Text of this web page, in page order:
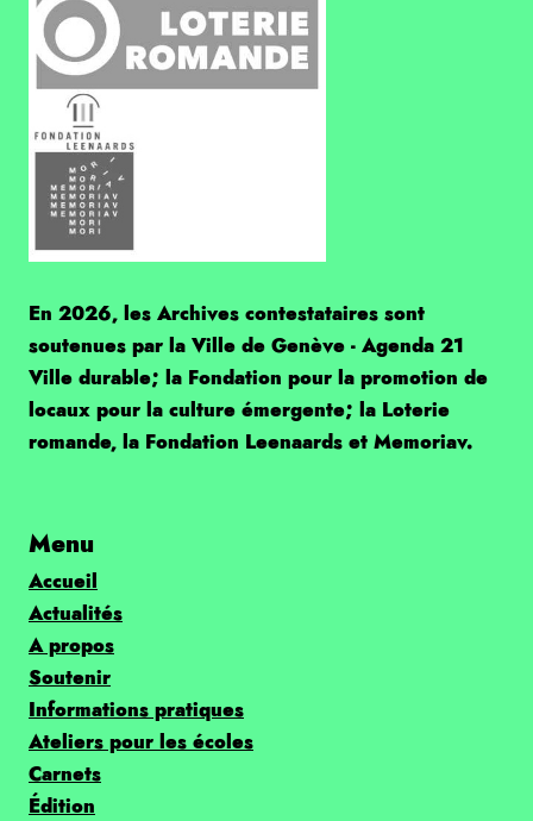
En 2026, les Archives contestataires sont
soutenues par la Ville de Genève - Agenda 21
Ville durable; la Fondation pour la promotion de
locaux pour la culture émergente; la Loterie
romande, la Fondation Leenaards et Memoriav.
Menu
Accueil
Actualités
A propos
Soutenir
Informations pratiques
Ateliers pour les écoles
Carnets
Édition